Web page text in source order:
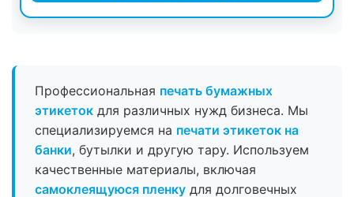
Профессиональная печать бумажных
этикеток для различных нужд бизнеса. Мы
специализируемся на печати этикеток на
банки, бутылки и другую тару. Используем
качественные материалы, включая
самоклеящуюся пленку для долговечных